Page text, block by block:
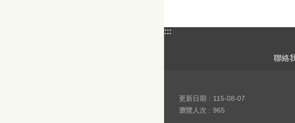
:::
聯絡
更新日期
115-08-07
瀏覽人次
965